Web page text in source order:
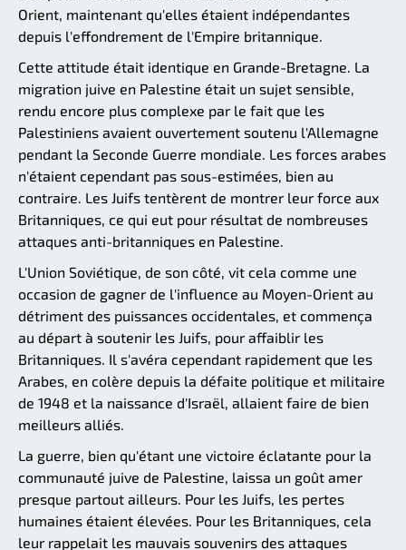
Orient, maintenant qu'elles étaient indépendantes
depuis l'effondrement de l'Empire britannique.
Cette attitude était identique en Grande-Bretagne. La
migration juive en Palestine était un sujet sensible,
rendu encore plus complexe par le fait que les
Palestiniens avaient ouvertement soutenu l'Allemagne
pendant la Seconde Guerre mondiale. Les forces arabes
n'étaient cependant pas sous-estimées, bien au
contraire. Les Juifs tentèrent de montrer leur force aux
Britanniques, ce qui eut pour résultat de nombreuses
attaques anti-britanniques en Palestine.
L'Union Soviétique, de son côté, vit cela comme une
occasion de gagner de l'influence au Moyen-Orient au
détriment des puissances occidentales, et commença
au départ à soutenir les Juifs, pour affaiblir les
Britanniques. Il s'avéra cependant rapidement que les
Arabes, en colère depuis la défaite politique et militaire
de 1948 et la naissance d'Israël, allaient faire de bien
meilleurs alliés.
La guerre, bien qu'étant une victoire éclatante pour la
communauté juive de Palestine, laissa un goût amer
presque partout ailleurs. Pour les Juifs, les pertes
humaines étaient élevées. Pour les Britanniques, cela
leur rappelait les mauvais souvenirs des attaques